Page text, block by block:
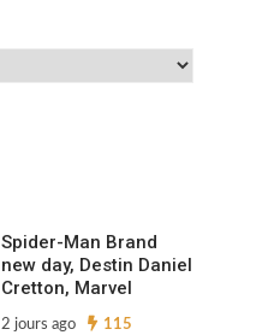
Spider-Man Brand
new day, Destin Daniel
Cretton, Marvel
2 jours ago 115